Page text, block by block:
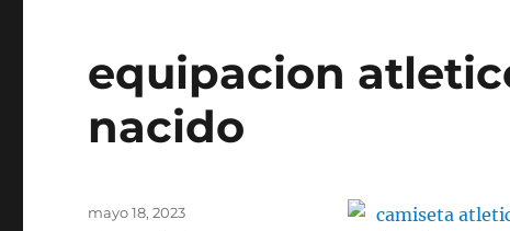
equipacion
nacido
Publicado
mayo 18, 2023